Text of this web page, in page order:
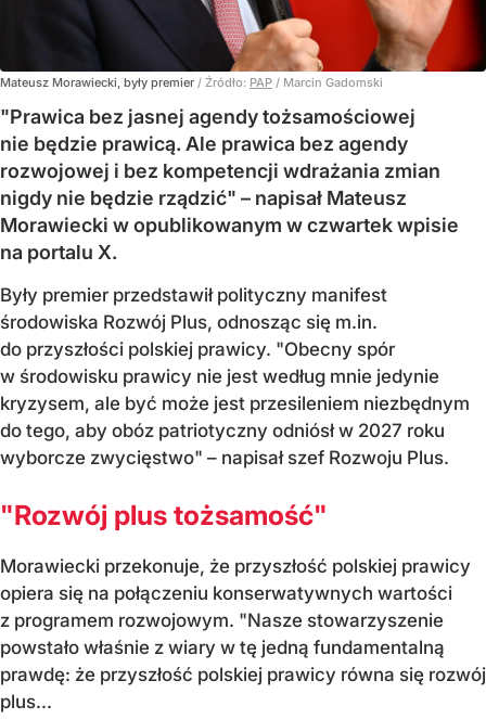
Mateusz Morawiecki, były premier / Źródło: PAP / Marcin Gadomski
"Prawica bez jasnej agendy tożsamościowej
nie będzie prawicą. Ale prawica bez agendy
rozwojowej i bez kompetencji wdrażania zmian
nigdy nie będzie rządzić" – napisał Mateusz
Morawiecki w opublikowanym w czwartek wpisie
na portalu X.
Były premier przedstawił polityczny manifest
środowiska Rozwój Plus, odnosząc się m.in.
do przyszłości polskiej prawicy. "Obecny spór
w środowisku prawicy nie jest według mnie jedynie
kryzysem, ale być może jest przesileniem niezbędnym
do tego, aby obóz patriotyczny odniósł w 2027 roku
wyborcze zwycięstwo" – napisał szef Rozwoju Plus.
"Rozwój plus tożsamość"
Morawiecki przekonuje, że przyszłość polskiej prawicy
opiera się na połączeniu konserwatywnych wartości
z programem rozwojowym. "Nasze stowarzyszenie
powstało właśnie z wiary w tę jedną fundamentalną
prawdę: że przyszłość polskiej prawicy równa się rozwój
plus...